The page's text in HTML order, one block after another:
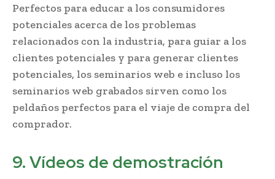
Perfectos para educar a los consumidores
potenciales acerca de los problemas
relacionados con la industria, para guiar a los
clientes potenciales y para generar clientes
potenciales, los seminarios web e incluso los
seminarios web grabados sirven como los
peldaños perfectos para el viaje de compra del
comprador.
9. Vídeos de demostración